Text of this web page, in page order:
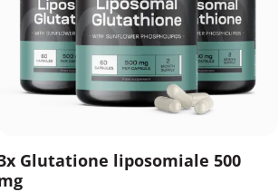
Glutatione liposomiale 500